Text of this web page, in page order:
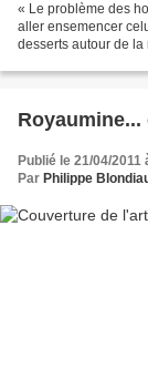
« Le problème des
aller ensemencer
desserts autour de la
Publié le 21/04/2011
Par Philippe